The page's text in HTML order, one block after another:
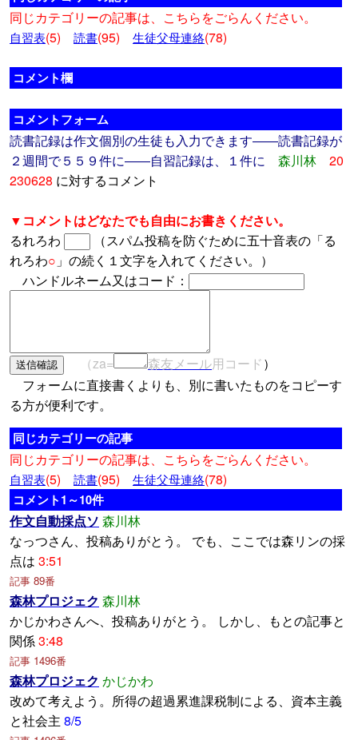
同じカテゴリーの記事は、こちらをごらんください。
自習表(5) 読書(95) 生徒父母連絡(78)
コメント欄
コメントフォーム
読書記録は作文個別の生徒も入力できます――読書記録が
２週間で５５９件に――自習記録は、１件に
森川林
20
230628 に対するコメント
▼コメントはどなたでも自由にお書きください。
るれろわ
（スパム投稿を防ぐために五十音表の「る
れろわ○ 」の続く１文字を入れてください。）
ハンドルネーム又はコード：
（za= 森友メール用コード）
フォームに直接書くよりも、別に書いたものをコピーす
る方が便利です。
同じカテゴリーの記事
同じカテゴリーの記事は、こちらをごらんください。
自習表(5) 読書(95) 生徒父母連絡(78)
コメント1～10件
作文自動採点ソ 森川林
なっつさん、投稿ありがとう。 でも、ここでは森リンの採
点は 3:51
記事 89番
森林プロジェク 森川林
かじかわさんへ、投稿ありがとう。 しかし、もとの記事と
関係3:48
記事 1496番
森林プロジェク かじかわ
改めて考えよう。所得の超過累進課税制による、資本主義
と社会主 8/5